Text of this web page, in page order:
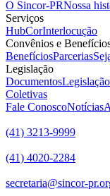
O Sincor-PRNossa
Serviços
HubCorInterlocução
Convênios e
BenefíciosParcerias
Legislação
Documentos
Coletivas
Fale ConoscoNotícias
(41) 3213-9999
(41) 4020-2284
secretaria@sincor-